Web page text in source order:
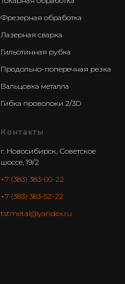
Фрезерная обработка
Лазерная сварка
Гильотинная рубка
Продольно-поперечная резка
Вальцовка металла
Гибка проволоки 2/3D
Контакты
г. Новосибирск, Советское
шоссе, 19/2
+7 (383) 383-00-22
+7 (383) 383-52-22
tstmetal@yandex.ru